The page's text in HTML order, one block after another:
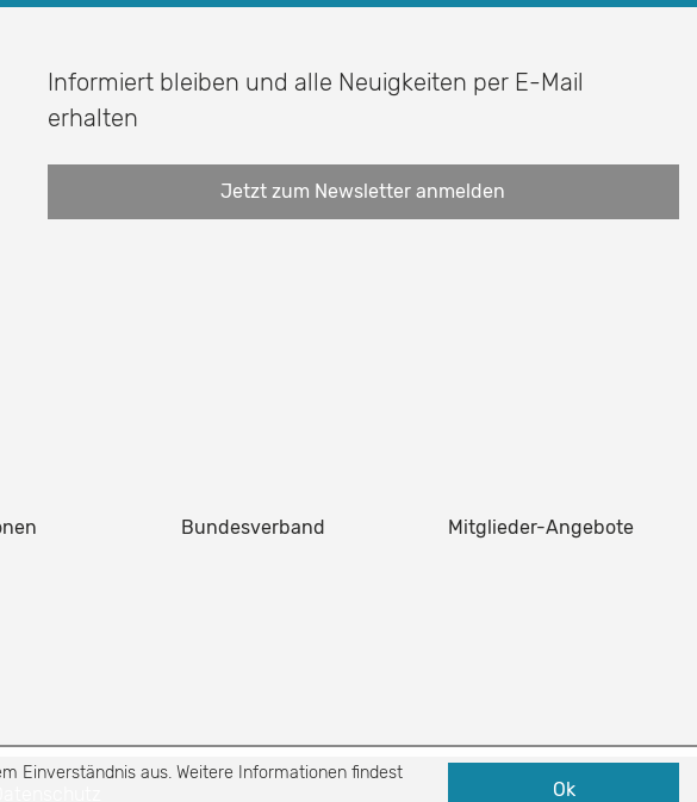
Einverständnis aus. Weitere Informationen findest
Ok
Informiert bleiben und alle Neuigkeiten per E-Mail
erhalten
Jetzt zum Newsletter anmelden
Bundesverband Mitglieder-Angebote